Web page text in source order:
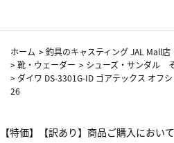
ホーム >釣具のキャスティング JAL Mall店
>靴・ウェーダー > シューズ・サンダル
> ダイワ DS-3301G-ID ゴアテックス オフ
26
【特価】【訳あり】商品ご購入におい